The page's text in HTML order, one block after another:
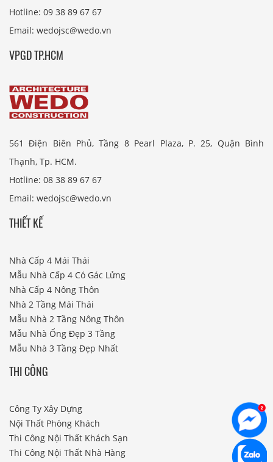
Hotline: 09 38 89 67 67
Email: wedojsc@wedo.vn
VPGD TP.HCM
561 Điện Biên Phủ, Tầng 8 Pearl Plaza, P. 25, Quận Bình
Thạnh, Tp. HCM.
Hotline: 08 38 89 67 67
Email: wedojsc@wedo.vn
THIẾT KẾ
Nhà Cấp 4 Mái Thái
Mẫu Nhà Cấp 4 Có Gác Lửng
Nhà Cấp 4 Nông Thôn
Nhà 2 Tầng Mái Thái
Mẫu Nhà 2 Tầng Nông Thôn
Mẫu Nhà Ống Đẹp 3 Tầng
Mẫu Nhà 3 Tầng Đẹp Nhất
THI CÔNG
Công Ty Xây Dựng
Nội Thất Phòng Khách
Thi Công Nội Thất Khách Sạn
Thi Công Nội Thất Nhà Hàng